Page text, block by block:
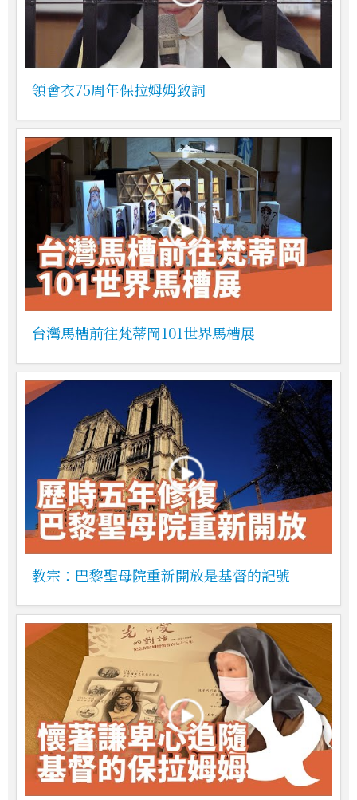
領會衣75周年保拉姆姆致詞
台灣馬槽前往梵蒂岡101世界馬槽展
教宗：巴黎聖母院重新開放是基督的記號